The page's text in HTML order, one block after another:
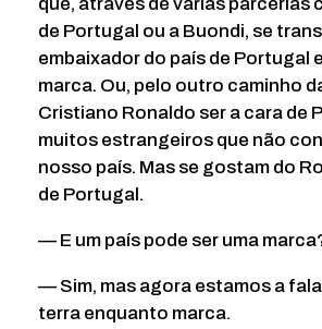
de Portugal ou a Buondi, se
embaixador do país de Portugal
marca. Ou, pelo outro caminho
Cristiano Ronaldo ser a cara de
muitos estrangeiros que não
nosso país. Mas se gostam do
de Portugal.
— E um país pode ser uma
— Sim, mas agora estamos a
terra enquanto marca.